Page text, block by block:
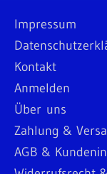
Impressum
Kontakt
Anmelden
Über uns
Zahlung &
AGB &